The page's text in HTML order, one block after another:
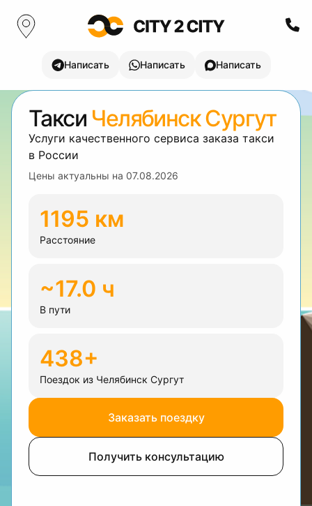
Написать Написать Написать
Такси Челябинск Сургут
Услуги качественного сервиса заказа такси
в России
Цены актуальны на 07.08.2026
1195 км
Расстояние
~17.0 ч
В пути
438+
Поездок из Челябинск Сургут
Заказать поездку
Получить консультацию